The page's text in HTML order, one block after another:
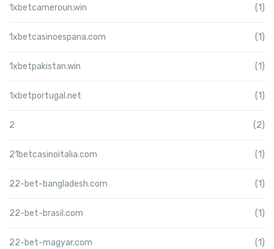
1xbetcameroun.win (1)
1xbetcasinoespana.com (1)
1xbetpakistan.win (1)
1xbetportugal.net (1)
2 (2)
21betcasinoitalia.com (1)
22-bet-bangladesh.com (1)
22-bet-brasil.com (1)
22-bet-magyar.com (1)